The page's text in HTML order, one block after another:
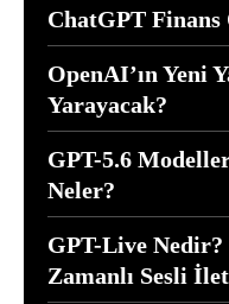
ChatGPT
OpenAI’ın Yeni
Yarayacak?
GPT-5.6
Neler?
GPT-Live Nedir?
Zamanlı Sesli